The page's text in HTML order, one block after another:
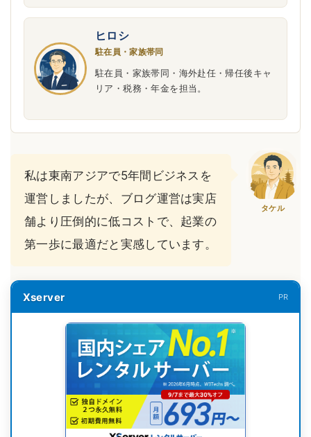
ヒロシ
駐在員・家族帯同
駐在員・家族帯同・海外赴任・帰任後キャ
リア・税務・年金を担当。
私は東南アジアで5年間ビジネスを
運営しましたが、ブログ運営は実店
舗より圧倒的に低コストで、起業の
第一歩に最適だと実感しています。
タケル
Xserver PR